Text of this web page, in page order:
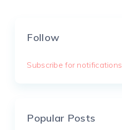
Follow
Subscribe for notifications
Popular Posts